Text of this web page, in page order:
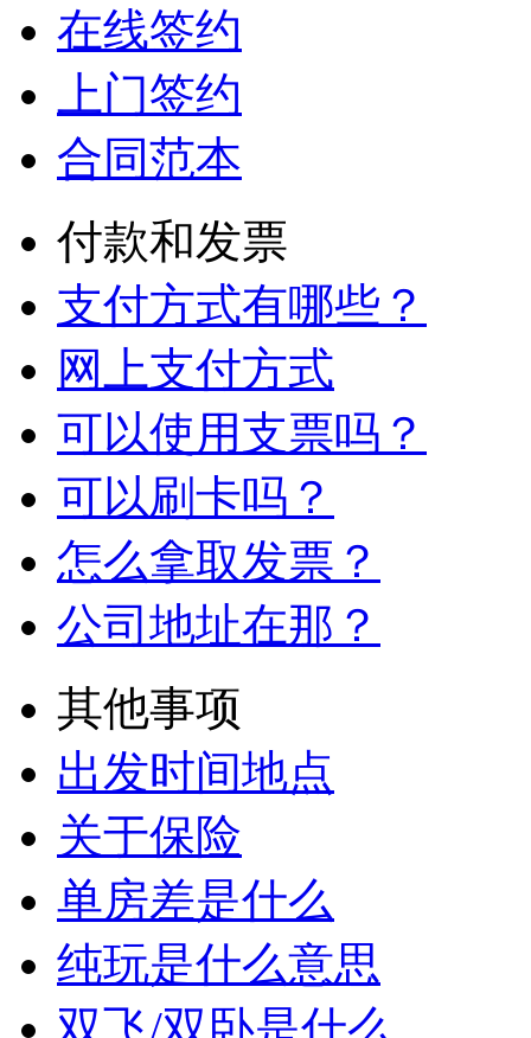
在线签约
上门签约
合同范本
付款和发票
支付方式有哪些？
网上支付方式
可以使用支票吗？
可以刷卡吗？
怎么拿取发票？
公司地址在那？
其他事项
出发时间地点
关于保险
单房差是什么
纯玩是什么意思
双飞/双卧是什么